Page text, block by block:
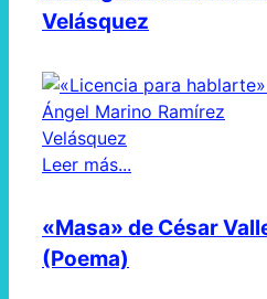
Velásquez
Leer más...
«Masa» de César
(Poema)